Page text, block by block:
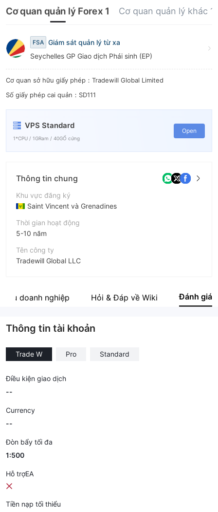
Cơ quan quản lý Forex 1 Cơ quan quản lý khác 1
FSA Giám sát quản lý từ xa
Seychelles GP Giao dịch Phái sinh (EP)
Cơ quan sở hữu giấy phép：Tradewill Global Limited
Số giấy phép cai quản：SD111
VPS Standard
1*CPU / 1GRam / 40GỔ cứng
Open
Thông tin chung
Khu vực đăng ký
Saint Vincent và Grenadines
Thời gian hoạt động
5-10 năm
Tên công ty
Tradewill Global LLC
Nhân viên doanh nghiệp
doanh nghiệp Hỏi & Đáp về Wiki Đánh giá
Thông tin tài khoản
Trade W Pro Standard
Điều kiện giao dịch
--
Currency
--
Đòn bẩy tối đa
1:500
Hỗ trợEA
Tiền nạp tối thiểu